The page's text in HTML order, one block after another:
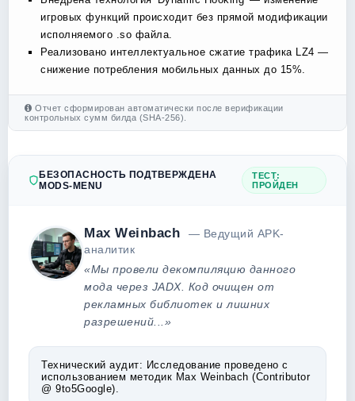
игровых функций происходит без прямой модификации
исполняемого .so файла.
Реализовано интеллектуальное сжатие трафика LZ4 —
снижение потребления мобильных данных до 15%.
Отчет сформирован автоматически после верификации
контрольных сумм билда (SHA-256).
БЕЗОПАСНОСТЬ ПОДТВЕРЖДЕНА
MODS-MENU
ТЕСТ:
ПРОЙДЕН
Max Weinbach
— Ведущий APK-
аналитик
«Мы провели декомпиляцию данного
мода через JADX. Код очищен от
рекламных библиотек и лишних
разрешений...»
Технический аудит: Исследование проведено с
использованием методик Max Weinbach (Contributor
@ 9to5Google).